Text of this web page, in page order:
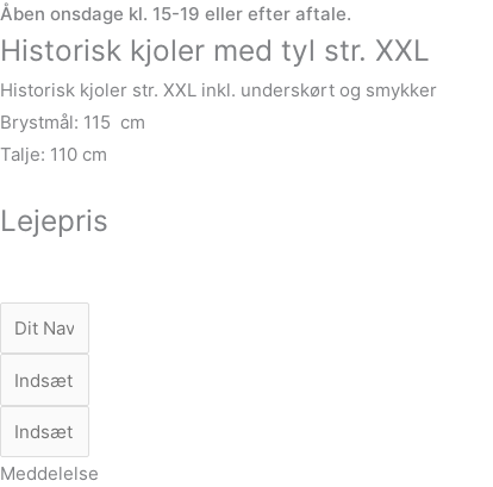
Åben onsdage kl. 15-19 eller efter aftale.
Historisk kjoler med tyl str. XXL
Historisk kjoler str. XXL inkl. underskørt og smykker
Brystmål: 115 cm
Talje: 110 cm
Lejepris
Meddelelse